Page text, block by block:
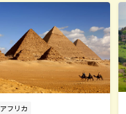
アフリカ